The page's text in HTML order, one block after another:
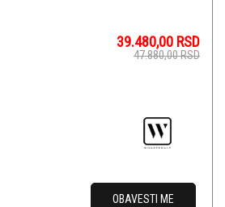
39.480,00 RSD
47.880,00RSD
OBAVESTI ME